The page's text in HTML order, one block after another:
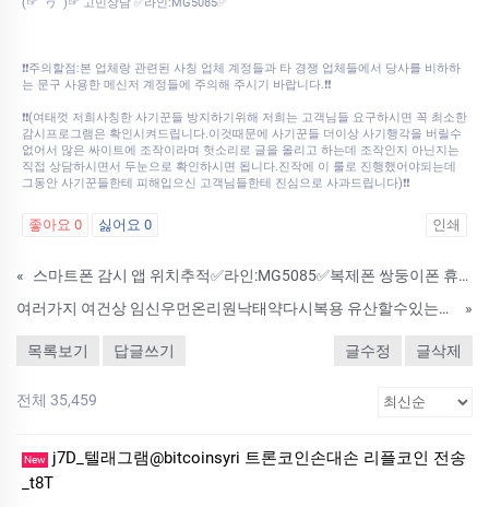
(☞ﾟヮﾟ)☞ 고민상담 ✅라인:MG5085✅
❗❗주의할점:본 업체랑 관련된 사칭 업체 계정들과 타 경쟁 업체들에서 당사를 비하하
는 문구 사용한 메신저 계정들에 주의해 주시기 바랍니다.❗❗
❗❗(여태껏 저희사칭한 사기꾼들 방지하기위해 저희는 고객님들 요구하시면 꼭 최소한
감시프로그램은 확인시켜드립니다.이것때문에 사기꾼들 더이상 사기행각을 버릴수
없어서 많은 싸이트에 조작이라며 헛소리로 글을 올리고 하는데 조작인지 아닌지는
직접 상담하시면서 두눈으로 확인하시면 됩니다.진작에 이 룰로 진행했어야되는데
그동안 사기꾼들한테 피해입으신 고객님들한테 진심으로 사과드립니다)❗❗
좋아요 0 싫어요 0 인쇄
«
스마트폰 감시 앱 위치추적✅라인:MG5085✅복제폰 쌍둥이폰 휴대폰복제 핸드폰해킹 아이폰해킹 카톡해킹 핸드폰도청
여러가지 여건상 임신우먼온리원낙태약다시복용 유산할수있는약가격금액문의 경상북도예천군 인공낙태가능산부인과 임신중절수술비용 약물낙태해주는병원 낙­태비용싼곳 초기중절수술을 해야될 것 같은데미­프진 종류
»
목록보기 답글쓰기 글수정 글삭제
전체 35,459
New
j7D_텔래그램@bitcoinsyri 트론코인손대손 리플코인 전송
_t8T